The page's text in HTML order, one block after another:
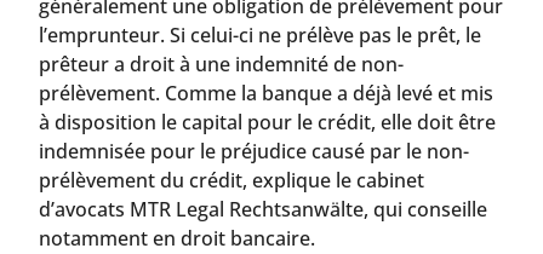
généralement une obligation de prélèvement pour
l’emprunteur. Si celui-ci ne prélève pas le prêt, le
prêteur a droit à une indemnité de non-
prélèvement. Comme la banque a déjà levé et mis
à disposition le capital pour le crédit, elle doit être
indemnisée pour le préjudice causé par le non-
prélèvement du crédit, explique le cabinet
d’avocats MTR Legal Rechtsanwälte, qui conseille
notamment en droit bancaire.